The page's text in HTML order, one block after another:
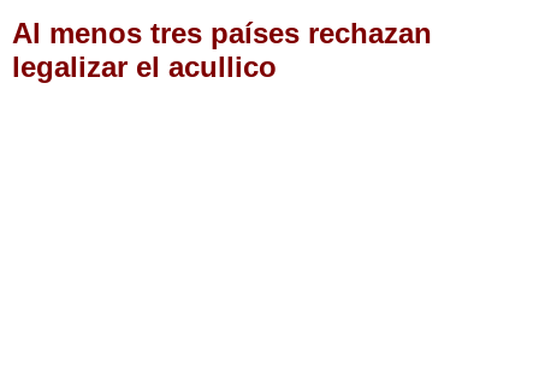
Al menos tres países rechazan
legalizar el acullico